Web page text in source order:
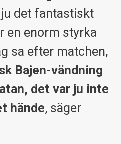
det fantastiskt
en enorm styrka
sa efter matchen,
Bajen-vändning
det var ju inte
hände, säger